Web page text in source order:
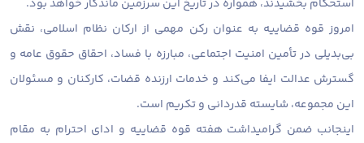
استحکام بخشیدند، همواره در تاریخ این سرزمین ماندگار خواهد بود.
امروز قوه قضاییه به عنوان رکن مهمی از ارکان نظام اسلامی، نقش
بی‌بدیلی در تأمین امنیت اجتماعی، مبارزه با فساد، احقاق حقوق عامه و
گسترش عدالت ایفا می‌کند و خدمات ارزنده قضات، کارکنان و مسئولان
این مجموعه، شایسته قدردانی و تکریم است.
اینجانب ضمن گرامیداشت هفته قوه قضاییه و ادای احترام به مقام